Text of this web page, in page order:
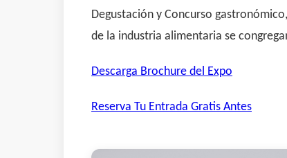
Degustación y Concurso
de la industria alimentaria se
Descarga Brochure del Expo
Reserva Tu Entrada Gratis Antes